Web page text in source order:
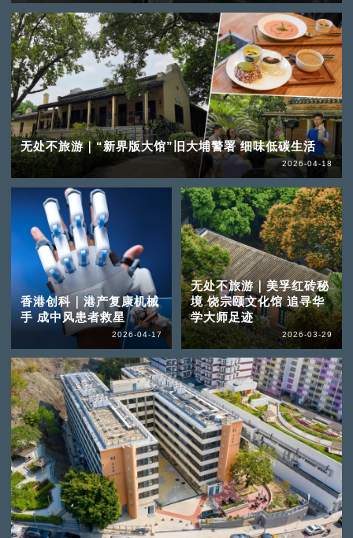
无处不旅游｜“新界版大馆”旧大埔警署 细味低碳生活
2026-04-18
香港创科｜港产复康机械
手 成中风患者救星
2026-04-17
无处不旅游｜美孚红砖秘
境 饶宗颐文化馆 追寻华
学大师足迹
2026-03-29